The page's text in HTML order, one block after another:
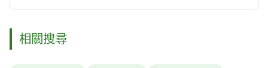
相關搜尋